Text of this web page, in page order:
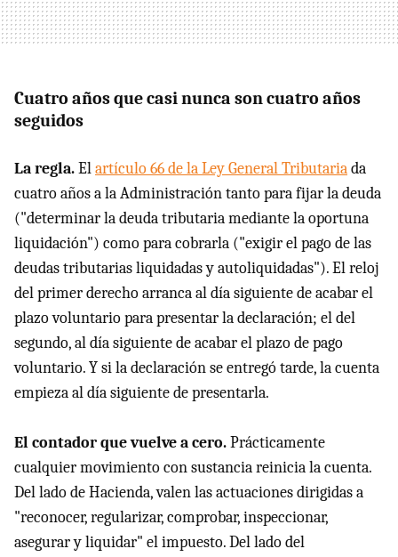
Cuatro años que casi nunca son cuatro años
seguidos
La regla.Elartículo 66 de la Ley General Tributariada
cuatro años a la Administración tanto para fijar la deuda
("determinar la deuda tributaria mediante la oportuna
liquidación") como para cobrarla ("exigir el pago de las
deudas tributarias liquidadas y autoliquidadas"). El reloj
del primer derecho arranca al día siguiente de acabar el
plazo voluntario para presentar la declaración; el del
segundo, al día siguiente de acabar el plazo de pago
voluntario. Y si la declaración se entregó tarde, la cuenta
empieza al día siguiente de presentarla.
El contador que vuelve a cero.Prácticamente
cualquier movimiento con sustancia reinicia la cuenta.
Del lado de Hacienda, valen las actuaciones dirigidas a
"reconocer, regularizar, comprobar, inspeccionar,
asegurar y liquidar" el impuesto. Del lado del